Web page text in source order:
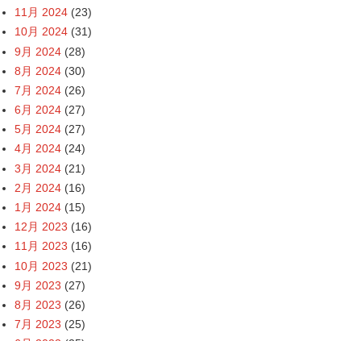
11月 2024 (23)
10月 2024 (31)
9月 2024 (28)
8月 2024 (30)
7月 2024 (26)
6月 2024 (27)
5月 2024 (27)
4月 2024 (24)
3月 2024 (21)
2月 2024 (16)
1月 2024 (15)
12月 2023 (16)
11月 2023 (16)
10月 2023 (21)
9月 2023 (27)
8月 2023 (26)
7月 2023 (25)